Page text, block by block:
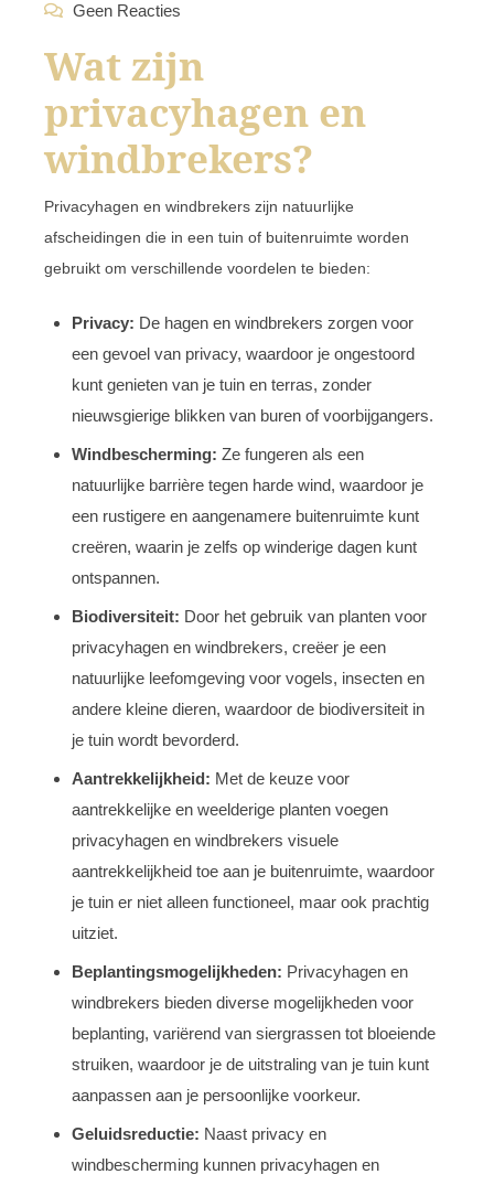
Geen Reacties
Wat zijn
privacyhagen en
windbrekers?
Privacyhagen en windbrekers zijn natuurlijke
afscheidingen die in een tuin of buitenruimte worden
gebruikt om verschillende voordelen te bieden:
Privacy: De hagen en windbrekers zorgen voor
een gevoel van privacy, waardoor je ongestoord
kunt genieten van je tuin en terras, zonder
nieuwsgierige blikken van buren of voorbijgangers.
Windbescherming: Ze fungeren als een
natuurlijke barrière tegen harde wind, waardoor je
een rustigere en aangenamere buitenruimte kunt
creëren, waarin je zelfs op winderige dagen kunt
ontspannen.
Biodiversiteit: Door het gebruik van planten voor
privacyhagen en windbrekers, creëer je een
natuurlijke leefomgeving voor vogels, insecten en
andere kleine dieren, waardoor de biodiversiteit in
je tuin wordt bevorderd.
Aantrekkelijkheid: Met de keuze voor
aantrekkelijke en weelderige planten voegen
privacyhagen en windbrekers visuele
aantrekkelijkheid toe aan je buitenruimte, waardoor
je tuin er niet alleen functioneel, maar ook prachtig
uitziet.
Beplantingsmogelijkheden: Privacyhagen en
windbrekers bieden diverse mogelijkheden voor
beplanting, variërend van siergrassen tot bloeiende
struiken, waardoor je de uitstraling van je tuin kunt
aanpassen aan je persoonlijke voorkeur.
Geluidsreductie: Naast privacy en
windbescherming kunnen privacyhagen en